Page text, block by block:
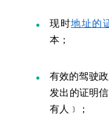
现时地址的
本；
有效的驾驶
发出的证明
有人﹞；